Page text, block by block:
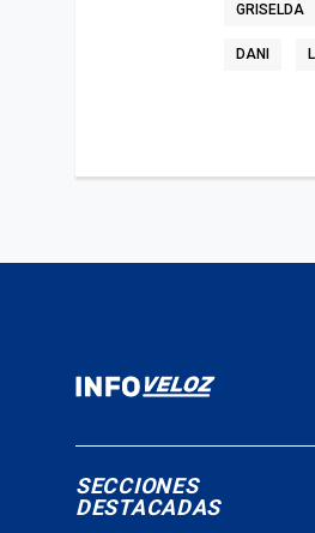
GRISELDA
DANI
SECCIONES
DESTACADAS